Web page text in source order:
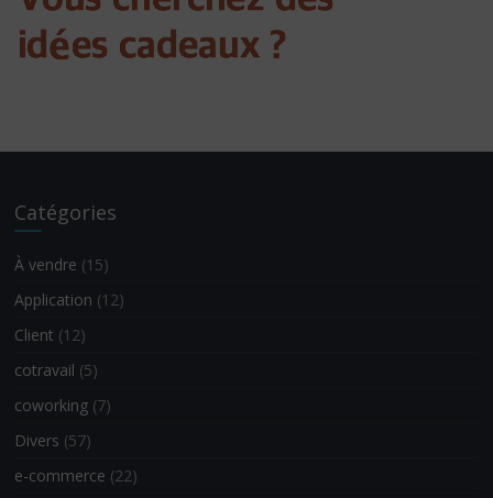
Catégories
À vendre (15)
Application (12)
Client (12)
cotravail (5)
coworking (7)
Divers (57)
e-commerce (22)